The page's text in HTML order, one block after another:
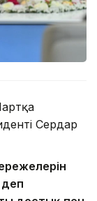
Сердар
деп